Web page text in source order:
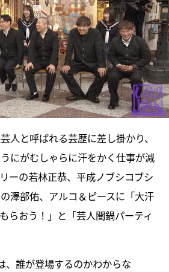
人と呼ばれる芸歴に差し掛かり、
にがむしゃらに汗をかく仕事が減
ーの若林正恭、平成ノブシコブシ
澤部佑、アルコ＆ピースに「大汗
らおう！」と「芸人闇鍋パーティ
、誰が登場するのかわからな